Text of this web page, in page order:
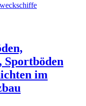
Sportböden
im